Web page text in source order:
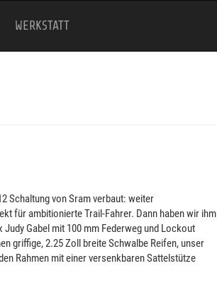
WERKSTATT
Schaltung von Sram verbaut: weiter
für ambitionierte Trail-Fahrer. Dann haben wir ihm
Gabel mit 100 mm Federweg und Lockout
griffige, 2.25 Zoll breite Schwalbe Reifen, unser
Rahmen mit einer versenkbaren Sattelstütze